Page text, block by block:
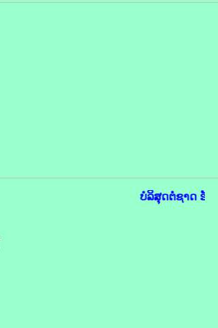
ບໍລິສຸດຕໍ່ຊາດ ຮັບ